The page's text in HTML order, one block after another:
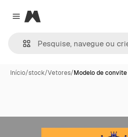
Close menu
Magnific
Início/stock/Vetores/Modelo de